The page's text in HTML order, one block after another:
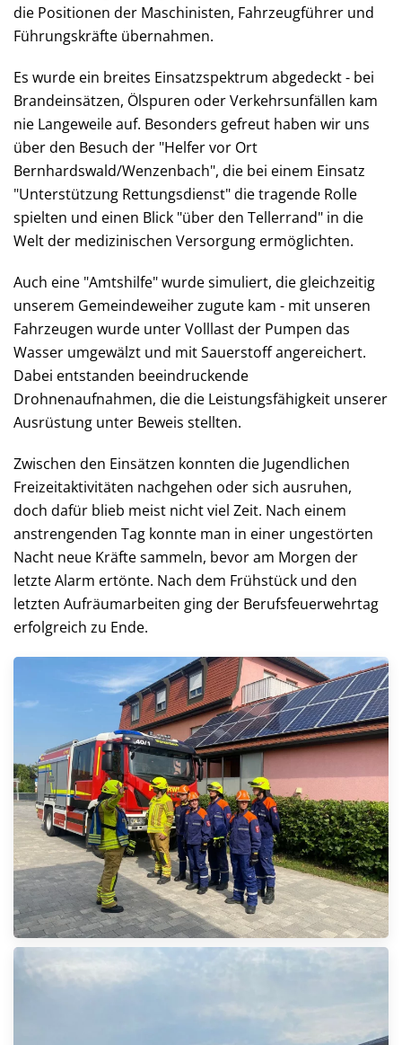
die Positionen der Maschinisten, Fahrzeugführer und
Führungskräfte übernahmen.
Es wurde ein breites Einsatzspektrum abgedeckt - bei
Brandeinsätzen, Ölspuren oder Verkehrsunfällen kam
nie Langeweile auf. Besonders gefreut haben wir uns
über den Besuch der "Helfer vor Ort
Bernhardswald/Wenzenbach", die bei einem Einsatz
"Unterstützung Rettungsdienst" die tragende Rolle
spielten und einen Blick "über den Tellerrand" in die
Welt der medizinischen Versorgung ermöglichten.
Auch eine "Amtshilfe" wurde simuliert, die gleichzeitig
unserem Gemeindeweiher zugute kam - mit unseren
Fahrzeugen wurde unter Volllast der Pumpen das
Wasser umgewälzt und mit Sauerstoff angereichert.
Dabei entstanden beeindruckende
Drohnenaufnahmen, die die Leistungsfähigkeit unserer
Ausrüstung unter Beweis stellten.
Zwischen den Einsätzen konnten die Jugendlichen
Freizeitaktivitäten nachgehen oder sich ausruhen,
doch dafür blieb meist nicht viel Zeit. Nach einem
anstrengenden Tag konnte man in einer ungestörten
Nacht neue Kräfte sammeln, bevor am Morgen der
letzte Alarm ertönte. Nach dem Frühstück und den
letzten Aufräumarbeiten ging der Berufsfeuerwehrtag
erfolgreich zu Ende.